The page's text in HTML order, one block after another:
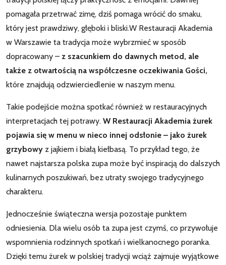
pomagała przetrwać zimę, dziś pomaga wrócić do smaku,
który jest prawdziwy, głęboki i bliski.W Restauracji Akademia
w Warszawie ta tradycja może wybrzmieć w sposób
dopracowany – z szacunkiem do dawnych metod, ale
także z otwartością na współczesne oczekiwania Gości,
które znajdują odzwierciedlenie w naszym menu.
Takie podejście można spotkać również w restauracyjnych
interpretacjach tej potrawy. W Restauracji Akademia żurek
pojawia się w menu w nieco innej odsłonie – jako żurek
grzybowy z jajkiem i białą kiełbasą. To przykład tego, że
nawet najstarsza polska zupa może być inspiracją do dalszych
kulinarnych poszukiwań, bez utraty swojego tradycyjnego
charakteru.
Jednocześnie świąteczna wersja pozostaje punktem
odniesienia. Dla wielu osób ta zupa jest czymś, co przywołuje
wspomnienia rodzinnych spotkań i wielkanocnego poranka.
Dzięki temu żurek w polskiej tradycji wciąż zajmuje wyjątkowe